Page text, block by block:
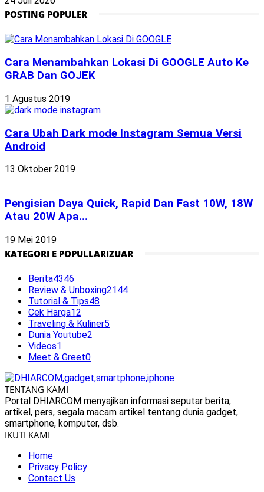
POSTING POPULER
Cara Menambahkan Lokasi Di GOOGLE Auto Ke
GRAB Dan GOJEK
1 Agustus 2019
Cara Ubah Dark mode Instagram Semua Versi
Android
13 Oktober 2019
Pengisian Daya Quick, Rapid Dan Fast 10W, 18W
Atau 20W Apa...
19 Mei 2019
KATEGORI E POPULLARIZUAR
Berita4346
Review & Unboxing2144
Tutorial & Tips48
Cek Harga12
Traveling & Kuliner5
Dunia Youtube2
Videos1
Meet & Greet0
TENTANG KAMI
Portal DHIARCOM menyajikan informasi seputar berita,
artikel, pers, segala macam artikel tentang dunia gadget,
smartphone, komputer, dsb.
IKUTI KAMI
Home
Privacy Policy
Contact Us